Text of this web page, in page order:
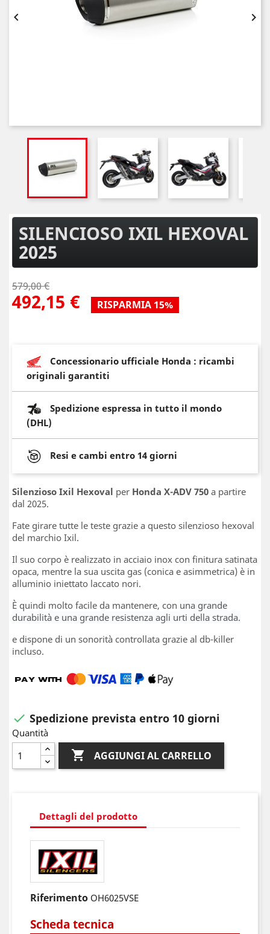
 
SILENCIOSO IXIL HEXOVAL
2025
579,00 €
492,15 € RISPARMIA 15%
Concessionario ufficiale Honda : ricambi
originali garantiti
Spedizione espressa in tutto il mondo
(DHL)
Resi e cambi entro 14 giorni
Silenzioso Ixil Hexoval per Honda X-ADV 750 a partire
dal 2025.
Fate girare tutte le teste grazie a questo silenzioso hexoval
del marchio Ixil.
Il suo corpo è realizzato in acciaio inox con finitura satinata
opaca, mentre la sua uscita gas (conica e asimmetrica) è in
alluminio iniettato laccato nori.
È quindi molto facile da mantenere, con una grande
durabilità e una grande resistenza agli urti della strada.
e dispone di un sonorità controllata grazie al db-killer
incluso.
 Spedizione prevista entro 10 giorni
Quantità
 AGGIUNGI AL CARRELLO
Dettagli del prodotto
Riferimento OH6025VSE
Scheda tecnica